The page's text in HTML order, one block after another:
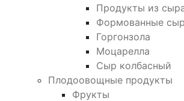
Продукты из
Формованные
Горгонзола
Моцарелла
Сыр колбасный
Плодоовощные продукты
Фрукты